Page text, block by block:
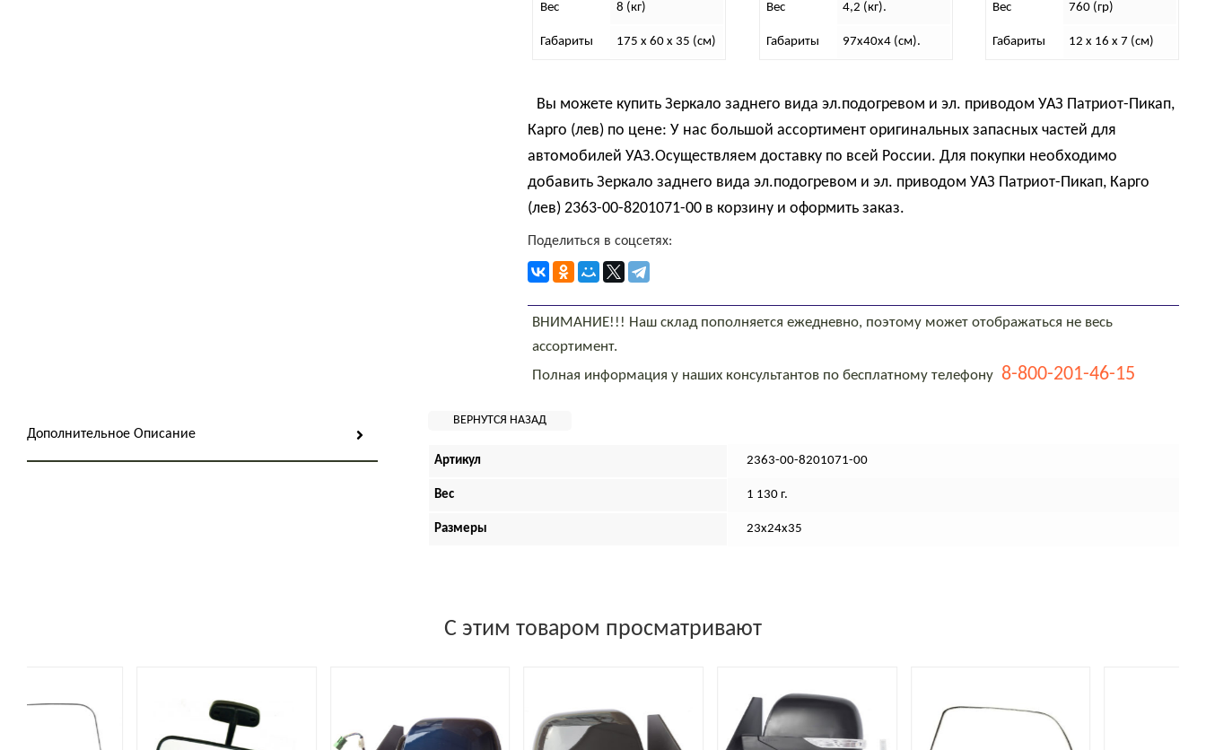
Вес 8 (кг)
Габариты 175 x 60 x 35 (см)
Вес 4,2 (кг).
Габариты 97х40х4 (см).
Вес 760 (гр)
Габариты 12 x 16 x 7 (см)
Вы можете купить Зеркало заднего вида эл.подогревом и эл. приводом УАЗ Патриот-Пикап,
Карго (лев) по цене: У нас большой ассортимент оригинальных запасных частей для
автомобилей УАЗ.Осуществляем доставку по всей России. Для покупки необходимо
добавить Зеркало заднего вида эл.подогревом и эл. приводом УАЗ Патриот-Пикап, Карго
(лев) 2363-00-8201071-00 в корзину и оформить заказ.
Поделиться в соцсетях:
ВНИМАНИЕ!!! Наш склад пополняется ежедневно, поэтому может отображаться не весь
ассортимент.
Полная информация у наших консультантов по бесплатному телефону 8-800-201-46-15
Дополнительное Описание
Артикул 2363-00-8201071-00
Вес 1 130 г.
Размеры 23х24х35
С этим товаром просматривают